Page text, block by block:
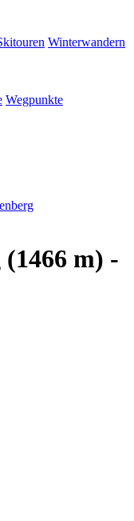
Winterwandern
Wegpunkte
m) -